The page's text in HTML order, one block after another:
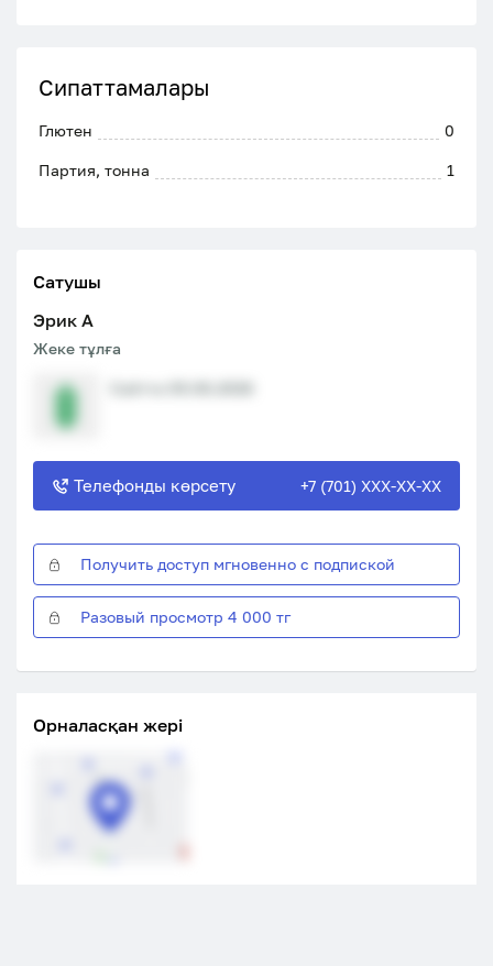
Сипаттамалары
Глютен 0
Партия, тонна 1
Сатушы
Эрик A
Жеке тұлға
Телефонды көрсету +7 (701) XXX-XX-XX
Получить доступ мгновенно с подпиской
Разовый просмотр 4 000 тг
Орналасқан жері